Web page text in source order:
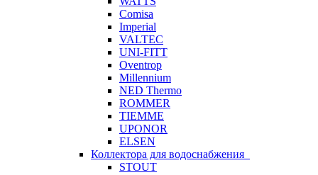
Comisa
Imperial
VALTEC
UNI-FITT
Oventrop
Millennium
NED Thermo
ROMMER
TIEMME
UPONOR
ELSEN
Коллектора для водоснабжения
STOUT